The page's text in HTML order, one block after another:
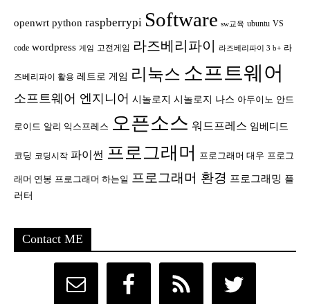
openwrt python raspberrypi Software sw교육 ubuntu VS
code wordpress 게임 고전게임 라즈베리파이 라즈베리파이 3 b+ 라
즈베리파이 활용 레트로 게임 리눅스 소프트웨어
소프트웨어 엔지니어 시놀로지 시놀로지 나스 아두이노 안드
로이드 알리 익스프레스 오픈소스 워드프레스 임베디드
코딩 코딩시작 파이썬 프로그래머 프로그래머 대우 프로그
래머 연봉 프로그래머 하는일 프로그래머 환경 프로그래밍 플
러터
Contact ME